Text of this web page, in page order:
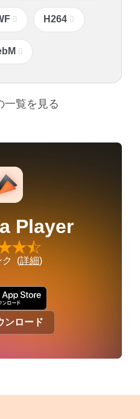
H264
一覧を見る
Player
ク (詳細)
ンロード